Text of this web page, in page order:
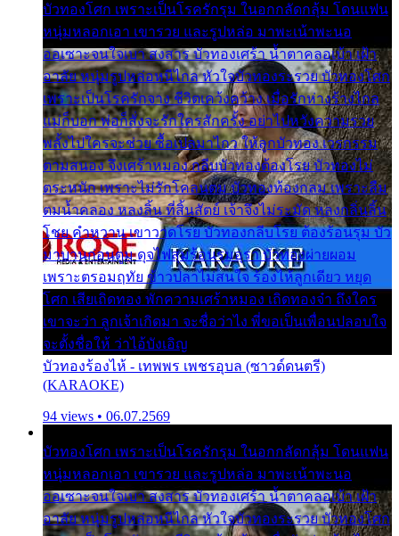
บัวทองโศก เพราะเป็นโรครักรุม ในอกกลัดกลุ้ม โดนแฟน
หนุ่มหลอกเอา เขารวย และรูปหล่อ มาพะเน้าพะนอ
ออเซาะจนใจเบา สงสาร บัวทองเศร้า น้ำตาคลอเบ้า เฝ้า
อาลัย หนุ่มรูปหล่อหนีไกล หัวใจบัวทองระรวย บัวทองโศก
เพราะเป็นโรครักจาง ชีวิตเคว้งคว้าง เมื่อรักห่างร้างไกล
แม่ก็บอก พ่อก็สั่งจะรักใครสักครั้ง อย่าไปหวังความรวย
พลั้งไปใครจะช่วย ซื้อเปลมาไกว ให้ลูกบัวทอง เวรกรรม
ตามสนอง จึงเศร้าหมอง กลีบบัวทองต้องโรย บัวทองไม่
ตระหนัก เพราะไม่รักโคลนตม บัวทองท้องกลม เพราะลืม
ตมน้ำคลอง หลงลิ้น ที่สิ้นสัตย์ เจ้าจึงไม่ระมัด หลงกลิ่นลิ้น
โชย คำหวาน เขาวาดโรย บัวทองกลีบโรย ต้องร้อนรุม บัว
มาบานก่อนตูม ดุจไฟสุมร้อนรุมอุรา บัวทองผ่ายผอม
เพราะตรอมฤทัย ข้าวปลาไม่สนใจ ร้องไห้ลูกเดียว หยุด
โศก เสียเถิดทอง พักความเศร้าหมอง เถิดทองจ๋า ถึงใคร
เขาจะว่า ลูกเจ้าเกิดมา จะชื่อว่าไง พี่ขอเป็นเพื่อนปลอบใจ
จะตั้งชื่อให้ ว่าไอ้บังเอิญ
บัวทองร้องไห้ - เทพพร เพชรอุบล (ซาวด์ดนตรี)
(KARAOKE)
94 views • 06.07.2569
บัวทองโศก เพราะเป็นโรครักรุม ในอกกลัดกลุ้ม โดนแฟน
หนุ่มหลอกเอา เขารวย และรูปหล่อ มาพะเน้าพะนอ
ออเซาะจนใจเบา สงสาร บัวทองเศร้า น้ำตาคลอเบ้า เฝ้า
อาลัย หนุ่มรูปหล่อหนีไกล หัวใจบัวทองระรวย บัวทองโศก